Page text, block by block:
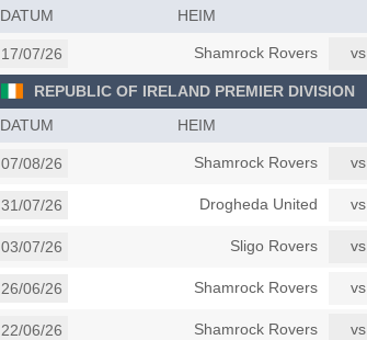
DATUM
HEIM
17/07/26 Shamrock Rovers vs
REPUBLIC OF IRELAND PREMIER DIVISION
DATUM
HEIM
07/08/26 Shamrock Rovers vs
31/07/26 Drogheda United vs
03/07/26 Sligo Rovers vs
26/06/26 Shamrock Rovers vs
22/06/26 Shamrock Rovers vs